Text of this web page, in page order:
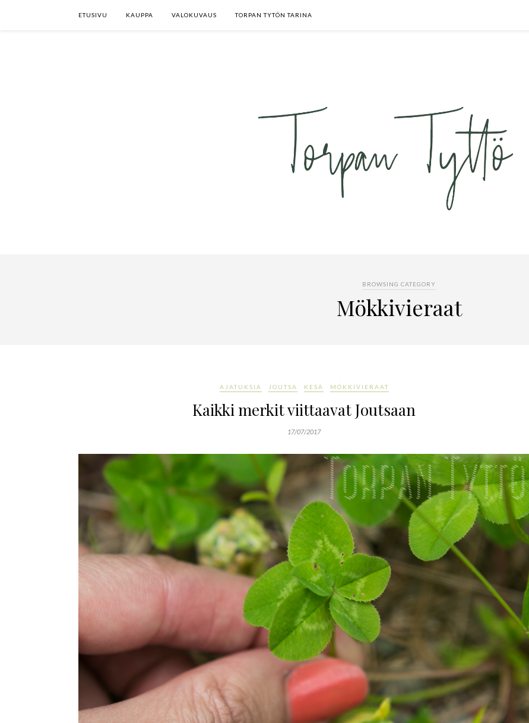
ETUSIVU KAUPPA VALOKUVAUS TORPAN TYTÖN TARINA
BROWSING CATEGORY
Mökkivieraat
AJATUKSIA JOUTSA KESÄ MÖKKIVIERAAT
Kaikki merkit viittaavat Joutsaan
17/07/2017